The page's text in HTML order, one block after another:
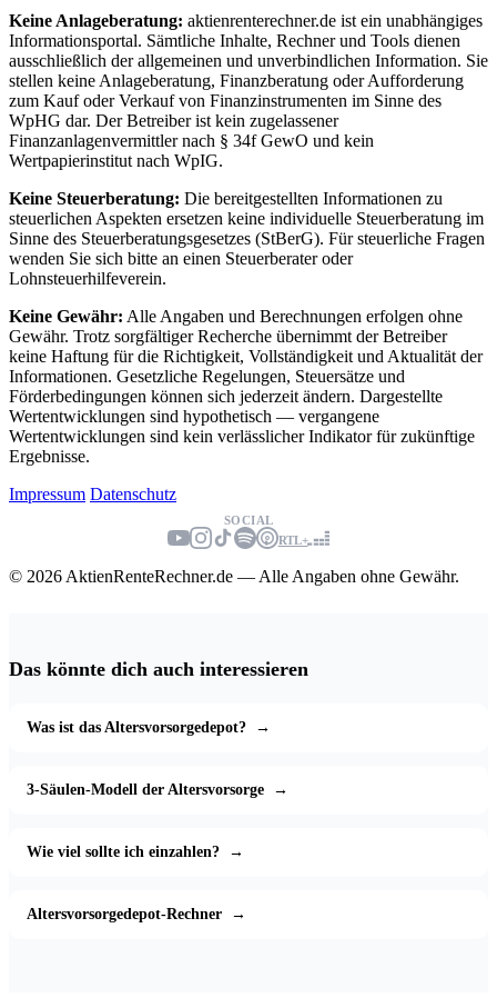
Keine Anlageberatung: aktienrenterechner.de ist ein unabhängiges
Informationsportal. Sämtliche Inhalte, Rechner und Tools dienen
ausschließlich der allgemeinen und unverbindlichen Information. Sie
stellen keine Anlageberatung, Finanzberatung oder Aufforderung
zum Kauf oder Verkauf von Finanzinstrumenten im Sinne des
WpHG dar. Der Betreiber ist kein zugelassener
Finanzanlagenvermittler nach § 34f GewO und kein
Wertpapierinstitut nach WpIG.
Keine Steuerberatung: Die bereitgestellten Informationen zu
steuerlichen Aspekten ersetzen keine individuelle Steuerberatung im
Sinne des Steuerberatungsgesetzes (StBerG). Für steuerliche Fragen
wenden Sie sich bitte an einen Steuerberater oder
Lohnsteuerhilfeverein.
Keine Gewähr: Alle Angaben und Berechnungen erfolgen ohne
Gewähr. Trotz sorgfältiger Recherche übernimmt der Betreiber
keine Haftung für die Richtigkeit, Vollständigkeit und Aktualität der
Informationen. Gesetzliche Regelungen, Steuersätze und
Förderbedingungen können sich jederzeit ändern. Dargestellte
Wertentwicklungen sind hypothetisch — vergangene
Wertentwicklungen sind kein verlässlicher Indikator für zukünftige
Ergebnisse.
Impressum Datenschutz
SOCIAL
RTL+
© 2026 AktienRenteRechner.de — Alle Angaben ohne Gewähr.
Das könnte dich auch interessieren
Was ist das Altersvorsorgedepot? →
3-Säulen-Modell der Altersvorsorge →
Wie viel sollte ich einzahlen? →
Altersvorsorgedepot-Rechner →